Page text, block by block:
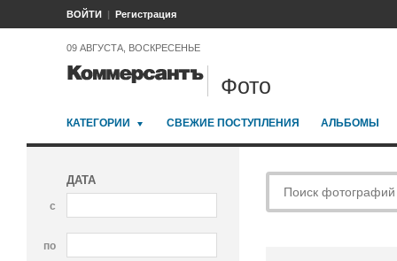
ВОЙТИ Регистрация
09 АВГУСТА, ВОСКРЕСЕНЬЕ
Фото
КАТЕГОРИИ СВЕЖИЕ ПОСТУПЛЕНИЯ АЛЬБОМЫ
ДАТА
с
по